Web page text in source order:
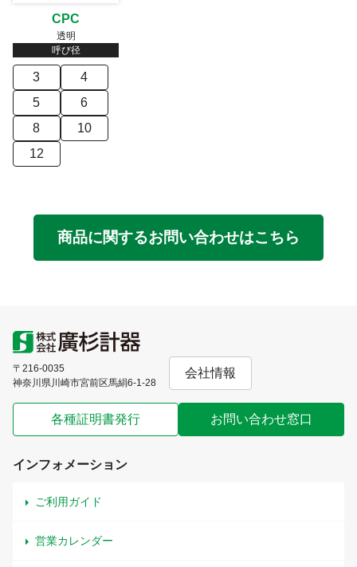
CPC
透明
呼び径
3
4
5
6
8
10
12
商品に関するお問い合わせはこちら
〒216-0035
神奈川県川崎市宮前区馬絹6-1-28
会社情報
各種証明書発行 お問い合わせ窓口
インフォメーション
ご利用ガイド
営業カレンダー